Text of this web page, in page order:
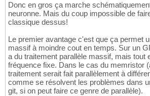
Donc en gros ça marche
neuronne. Mais du coup impossible de
classique dessus!
Le premier avantage c'est que ça permet
massif à moindre cout en temps. Sur un
a du traitement parallèle massif, mais tout
fréquence fixe. Dans le cas du memristor
traitement serait fait parallèlement à
comme se résolvent les problèmes dans
git, si on peut faire ce genre de parallèle).